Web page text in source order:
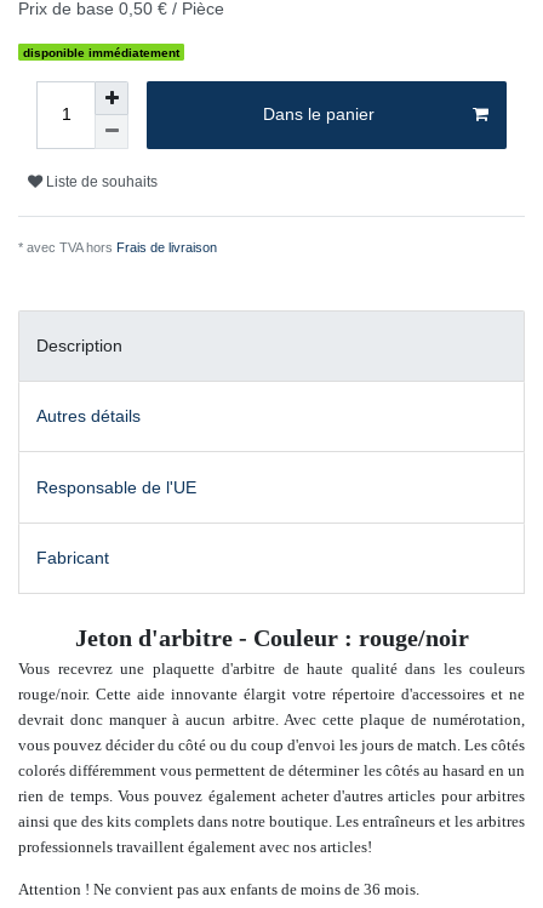
Prix de base 0,50 € / Pièce
disponible immédiatement
Dans le panier
Liste de souhaits
* avec TVA hors Frais de livraison
Description
Autres détails
Responsable de l'UE
Fabricant
Jeton d'arbitre - Couleur : rouge/noir
Vous recevrez une plaquette d'arbitre de haute qualité dans les couleurs
rouge/noir. Cette aide innovante élargit votre répertoire d'accessoires et ne
devrait donc manquer à aucun arbitre. Avec cette plaque de numérotation,
vous pouvez décider du côté ou du coup d'envoi les jours de match. Les côtés
colorés différemment vous permettent de déterminer les côtés au hasard en un
rien de temps. Vous pouvez également acheterd'autres articles pour arbitres
ainsi que des kits complets dans notre boutique. Les entraîneurs et les arbitres
professionnels travaillent également avec nos articles!
Attention ! Ne convient pas aux enfants de moins de 36 mois.